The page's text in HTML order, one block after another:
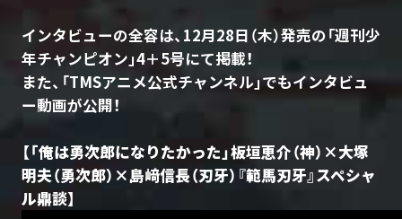
インタビューの全容は、12月28日（木）発売の「週刊少
年チャンピオン」4＋5号にて掲載！
また、「TMSアニメ公式チャンネル」でもインタビュ
ー動画が公開！
【「俺は勇次郎になりたかった」板垣恵介（神）×大塚
明夫（勇次郎）×島﨑信長（刃牙）『範馬刃牙』スペシャ
ル鼎談】